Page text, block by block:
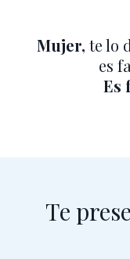
Mujer, te lo
es
Es
Te